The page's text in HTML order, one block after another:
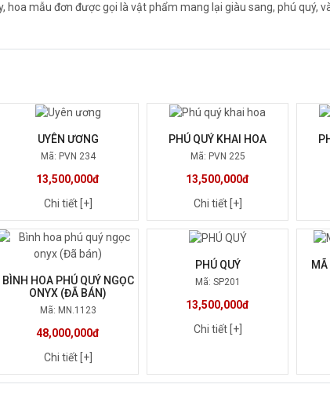
mẫu đơn được gọi là vật phẩm mang lại giàu sang, phú quý,
UYÊN ƯƠNG
Mã: PVN 234
13,500,000đ
Chi tiết [+]
PHÚ QUÝ KHAI HOA
Mã: PVN 225
13,500,000đ
Chi tiết [+]
BÌNH HOA PHÚ QUÝ NGỌC
ONYX (ĐÃ BÁN)
Mã: MN.1123
48,000,000đ
Chi tiết [+]
PHÚ QUÝ
Mã: SP201
13,500,000đ
Chi tiết [+]
MÃ